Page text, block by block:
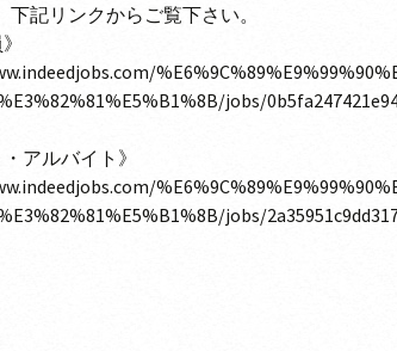
下記リンクからご覧下さい。
jobs/
アルバイト》
jobs/